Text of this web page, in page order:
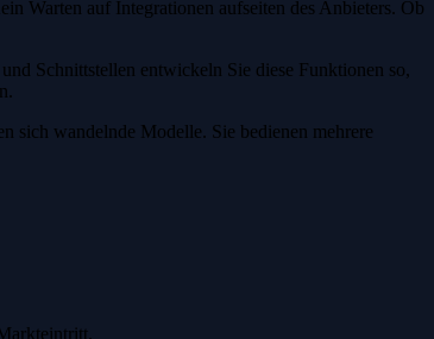
Warten auf Integrationen aufseiten des Anbieters. Ob
Schnittstellen entwickeln Sie diese Funktionen so,
sich wandelnde Modelle. Sie bedienen mehrere